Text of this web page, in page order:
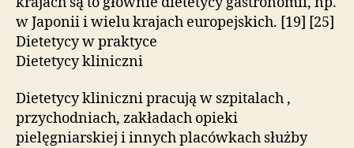
w Japonii i wielu krajach europejskich. [19] [25]
Dietetycy w praktyce
Dietetycy kliniczni
Dietetycy kliniczni pracują w szpitalach ,
przychodniach, zakładach opieki
pielęgniarskiej i innych placówkach służby